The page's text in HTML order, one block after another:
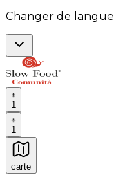
Changer de langue
1
1
carte